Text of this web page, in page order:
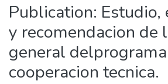
Publication: Estudio,
y recomendacion de
general
cooperacion tecnica.